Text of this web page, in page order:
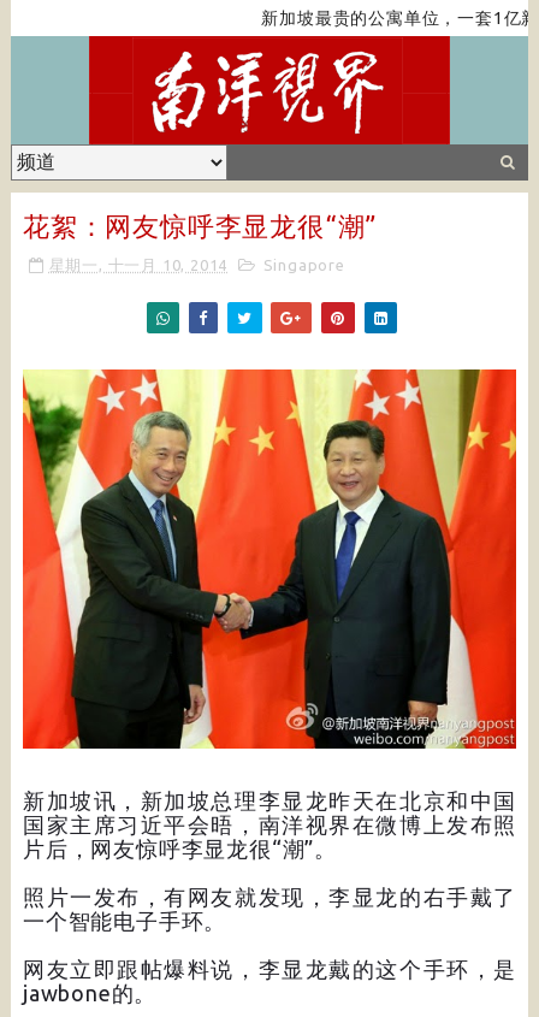
新加坡最贵的公寓单位，一套1亿
花絮：网友惊呼李显龙很“潮”
星期一, 十一月 10, 2014 Singapore
新加坡讯，新加坡总理李显龙昨天在北京和中国
国家主席习近平会晤，南洋视界在微博上发布照
片后，网友惊呼李显龙很“潮”。
照片一发布，有网友就发现，李显龙的右手戴了
一个智能电子手环。
网友立即跟帖爆料说，李显龙戴的这个手环，是
jawbone的。